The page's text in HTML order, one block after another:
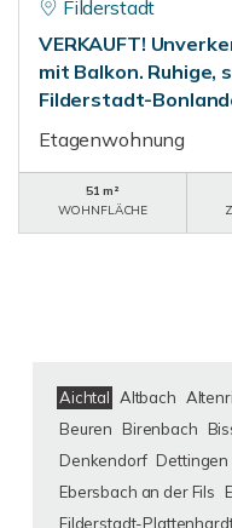
Filderstadt
VERKAUFT!
mit Balkon. Ruhige,
Filderstadt-
Etagenwohnung
51 m²
WOHNFLÄCHE
Aichtal Altbach
Beuren
Birenbach
Denkendorf Dettingen
Ebersbach an der Fils
Filderstadt-